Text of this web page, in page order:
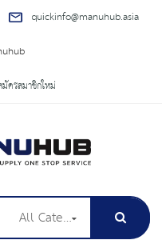
quickinfo@manuhub.asia
ครสมาชิกใหม่
All Categories